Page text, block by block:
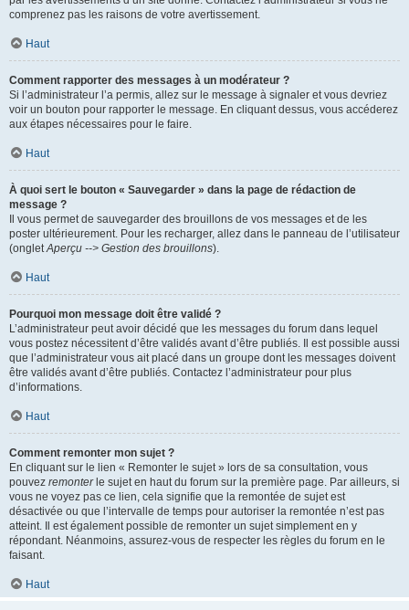
comprenez pas les raisons de votre avertissement.
Haut
Comment rapporter des messages à un modérateur ?
Si l’administrateur l’a permis, allez sur le message à signaler et vous devriez
voir un bouton pour rapporter le message. En cliquant dessus, vous accéderez
aux étapes nécessaires pour le faire.
Haut
À quoi sert le bouton « Sauvegarder » dans la page de rédaction de
message ?
Il vous permet de sauvegarder des brouillons de vos messages et de les
poster ultérieurement. Pour les recharger, allez dans le panneau de l’utilisateur
(ongletAperçu --> Gestion des brouillons).
Haut
Pourquoi mon message doit être validé ?
L’administrateur peut avoir décidé que les messages du forum dans lequel
vous postez nécessitent d’être validés avant d’être publiés. Il est possible aussi
que l’administrateur vous ait placé dans un groupe dont les messages doivent
être validés avant d’être publiés. Contactez l’administrateur pour plus
d’informations.
Haut
Comment remonter mon sujet ?
En cliquant sur le lien « Remonter le sujet » lors de sa consultation, vous
pouvez remonterle sujet en haut du forum sur la première page. Par ailleurs, si
vous ne voyez pas ce lien, cela signifie que la remontée de sujet est
désactivée ou que l’intervalle de temps pour autoriser la remontée n’est pas
atteint. Il est également possible de remonter un sujet simplement en y
répondant. Néanmoins, assurez-vous de respecter les règles du forum en le
faisant.
Haut